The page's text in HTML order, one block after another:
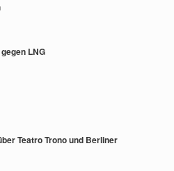
LNG
Teatro Trono und Berliner